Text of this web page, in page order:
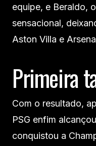
equipe, e Beraldo,
sensacional,
Aston Villa e
Primeira
Com o resultado,
PSG enfim
conquistou a